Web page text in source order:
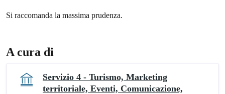
Si raccomanda la massima prudenza.
A cura di
Servizio 4 - Turismo, Marketing
territoriale, Eventi, Comunicazione,